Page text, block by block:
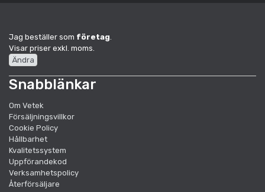
Jag beställer som företag
Visar priser exkl. moms.
Ändra
Snabblänkar
Om Vetek
Försäljningsvillkor
Cookie Policy
Hållbarhet
Kvalitetssystem
Uppförandekod
Verksamhetspolicy
Återförsäljare